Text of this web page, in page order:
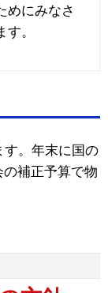
めにみなさ
。
。年末に国の
補正予算で物